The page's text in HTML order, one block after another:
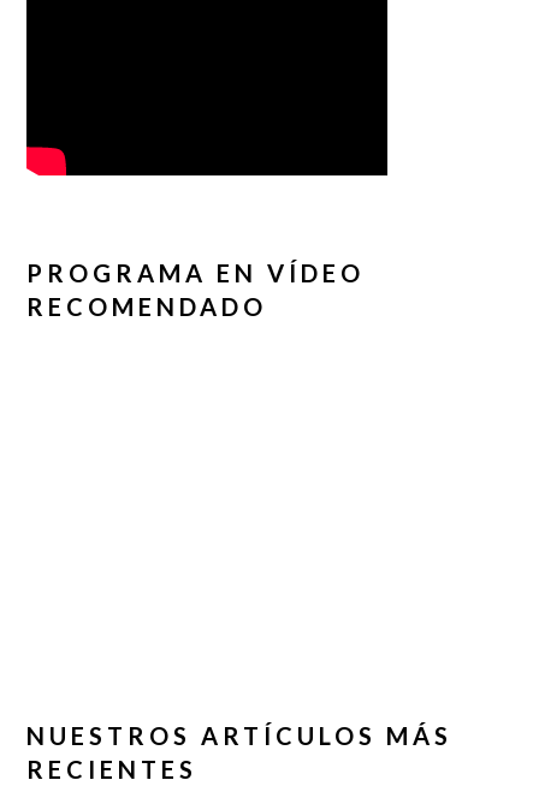
PROGRAMA EN VÍDEO
RECOMENDADO
NUESTROS ARTÍCULOS MÁS
RECIENTES